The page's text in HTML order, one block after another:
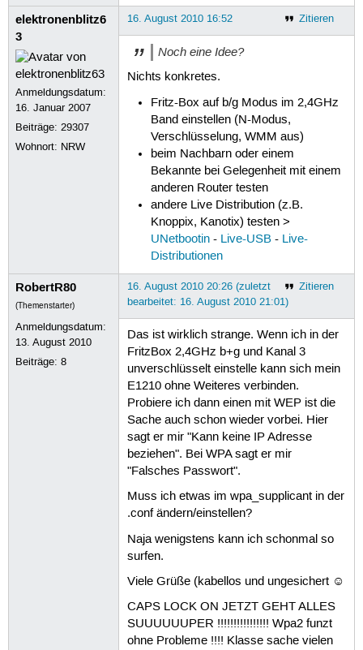
elektronenblitz6
3
Anmeldungsdatum:
16. Januar 2007
Beiträge:29307
Wohnort: NRW
Zitieren
16. August 2010 16:52
Noch eine Idee?
Nichts konkretes.
Fritz-Box auf b/g Modus im 2,4GHz
Band einstellen (N-Modus,
Verschlüsselung, WMM aus)
beim Nachbarn oder einem
Bekannte bei Gelegenheit mit einem
anderen Router testen
andere Live Distribution (z.B.
Knoppix, Kanotix) testen >
UNetbootin - Live-USB - Live-
Distributionen
RobertR80
(Themenstarter)
Anmeldungsdatum:
13. August 2010
Beiträge:8
Zitieren
16. August 2010 20:26 (zuletzt
bearbeitet: 16. August 2010 21:01)
Das ist wirklich strange. Wenn ich in der
FritzBox 2,4GHz b+g und Kanal 3
unverschlüsselt einstelle kann sich mein
E1210 ohne Weiteres verbinden.
Probiere ich dann einen mit WEP ist die
Sache auch schon wieder vorbei. Hier
sagt er mir "Kann keine IP Adresse
beziehen". Bei WPA sagt er mir
"Falsches Passwort".
Muss ich etwas im wpa_supplicant in der
.conf ändern/einstellen?
Naja wenigstens kann ich schonmal so
surfen.
Viele Grüße (kabellos und ungesichert ☺
CAPS LOCK ON JETZT GEHT ALLES
SUUUUUUPER !!!!!!!!!!!!!!!! Wpa2 funzt
ohne Probleme !!!! Klasse sache vielen